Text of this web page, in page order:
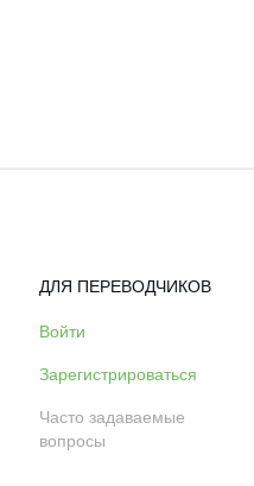
ДЛЯ ПЕРЕВОДЧИКОВ
Войти
Зарегистрироваться
Часто задаваемые
вопросы